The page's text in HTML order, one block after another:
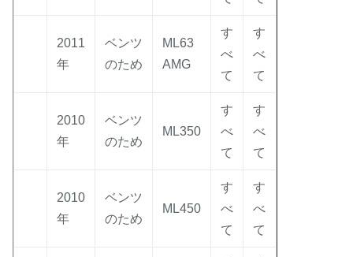
2011
年
ベンツ
のため
ML63
AMG
す
べ
て
す
べ
て
2010
年
ベンツ
のため
ML350
す
べ
て
す
べ
て
2010
年
ベンツ
のため
ML450
す
べ
て
す
べ
て